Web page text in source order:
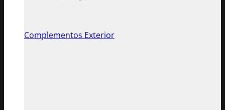
Complementos Exterior